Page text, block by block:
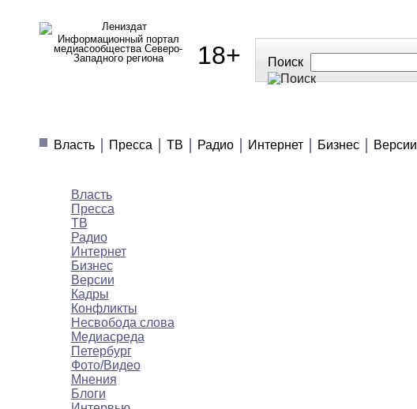
Информационный портал
медиасообщества Северо-
Западного региона
18+ Поиск
Власть
Пресса ТВ Радио Интернет Бизнес Версии
Власть
Пресса
ТВ
Радио
Интернет
Бизнес
Версии
Кадры
Конфликты
Несвобода слова
Медиасреда
Петербург
Фото/Видео
Мнения
Блоги